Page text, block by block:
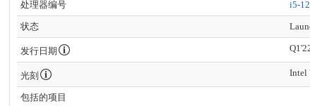
处理器编号 i5-
状态
发行日期
光刻 Intel
包括的项目